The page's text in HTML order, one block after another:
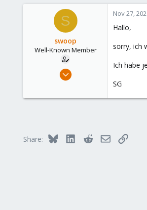
S
swoop
Well-Known Member
Mar 25, 2021
Nov 27,
Hallo,
sorry, ich
Ich habe
SG
Share: Bluesky LinkedInRedditEmailLink